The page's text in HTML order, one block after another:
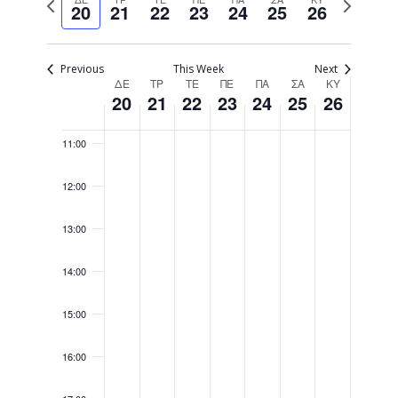
and
week
20 21 22 23 24 25 26
week
Previous This Week Next
Events
ΔΕ
20
ΤΡ
21
ΤΕ
22
ΠΕ
23
ΠΑ
24
ΣΑ
25
ΚΥ
26
08:00
11:00
12:00
13:00
14:00
15:00
16:00